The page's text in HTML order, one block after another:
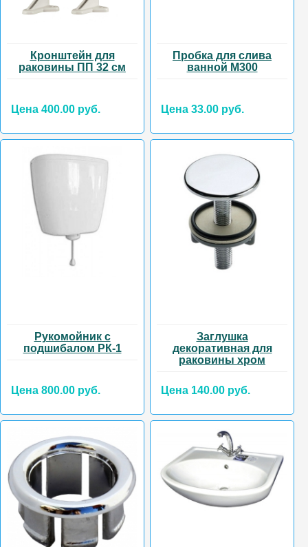
Кронштейн для
раковины ПП 32 см
Цена 400.00 руб.
Пробка для слива
ванной М300
Цена 33.00 руб.
Рукомойник с
подшибалом РК-1
Цена 800.00 руб.
Заглушка
декоративная для
раковины хром
Цена 140.00 руб.